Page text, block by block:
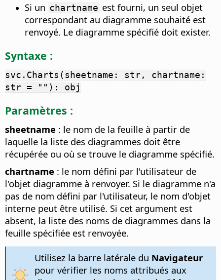
Si un chartname est fourni, un seul objet
correspondant au diagramme souhaité est
renvoyé. Le diagramme spécifié doit exister.
Syntaxe :
svc.Charts(sheetname: str, chartname:
str = ""): obj
Paramètres :
sheetname : le nom de la feuille à partir de
laquelle la liste des diagrammes doit être
récupérée ou où se trouve le diagramme spécifié.
chartname : le nom défini par l'utilisateur de
l'objet diagramme à renvoyer. Si le diagramme n'a
pas de nom défini par l'utilisateur, le nom d'objet
interne peut être utilisé. Si cet argument est
absent, la liste des noms de diagrammes dans la
feuille spécifiée est renvoyée.
Utilisez la barre latérale du Navigateur
pour vérifier les noms attribués aux